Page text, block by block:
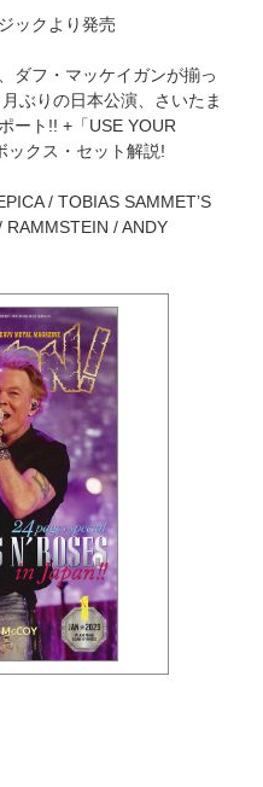
ックより発売
ダフ・マッケイガンが揃っ
ぶりの日本公演、さいたま
ート!! +「USE YOUR
クス・セット解説!
/ TOBIAS SAMMET’S
RAMMSTEIN / ANDY